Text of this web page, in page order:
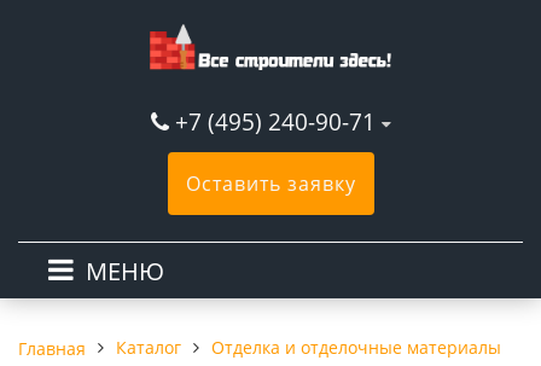
+7 (495) 240-90-71
Оставить заявку
МЕНЮ
Главная Каталог
Отделка и отделочные материалы